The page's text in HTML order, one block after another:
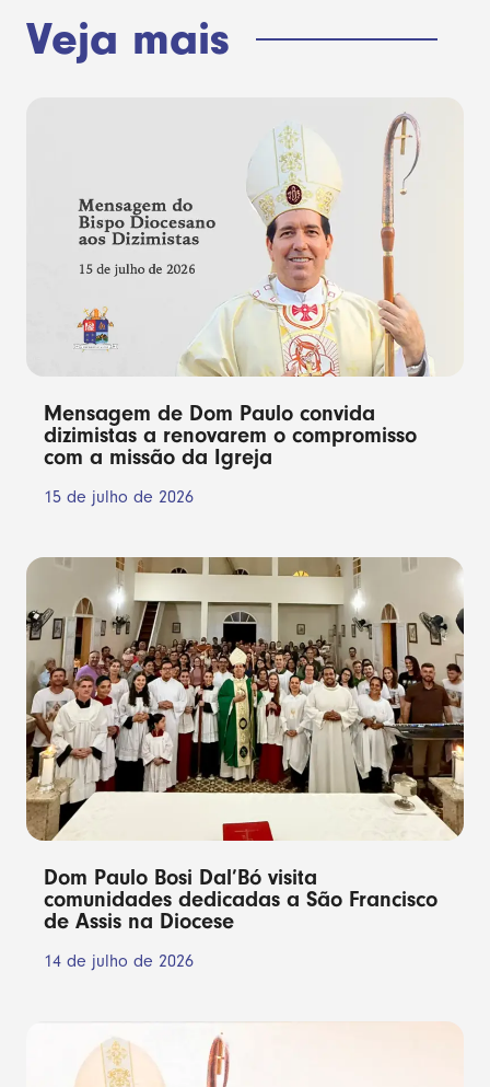
Veja mais
Mensagem de Dom Paulo convida
dizimistas a renovarem o compromisso
com a missão da Igreja
15 de julho de 2026
Dom Paulo Bosi Dal’Bó visita
comunidades dedicadas a São Francisco
de Assis na Diocese
14 de julho de 2026